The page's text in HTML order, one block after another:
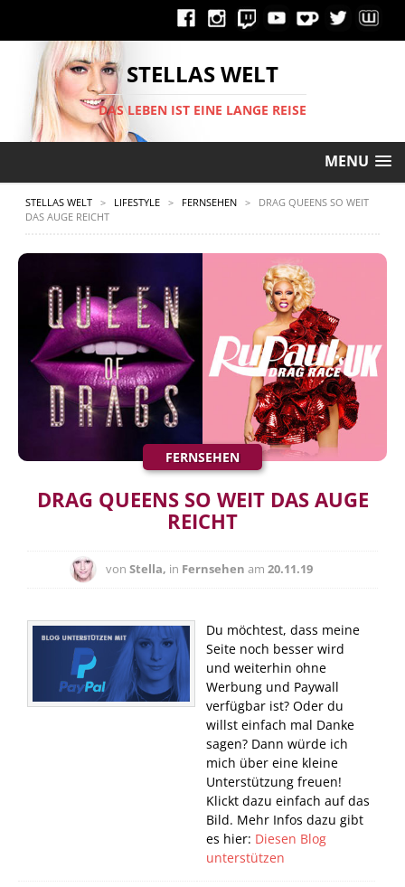
STELLAS WELT
DAS LEBEN IST EINE LANGE REISE
MENU
STELLAS WELT > LIFESTYLE > FERNSEHEN > DRAG QUEENS SO WEIT
DAS AUGE REICHT
FERNSEHEN
DRAG QUEENS SO WEIT DAS AUGE
REICHT
von Stella, in Fernsehen am 20.11.19
Du möchtest, dass meine
Seite noch besser wird
und weiterhin ohne
Werbung und Paywall
verfügbar ist? Oder du
willst einfach mal Danke
sagen? Dann würde ich
mich über eine kleine
Unterstützung freuen!
Klickt dazu einfach auf das
Bild. Mehr Infos dazu gibt
es hier: Diesen Blog
unterstützen